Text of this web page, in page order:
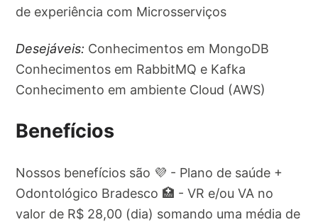
de experiência com Microsserviços
Desejáveis: Conhecimentos em MongoDB
Conhecimentos em RabbitMQ e Kafka
Conhecimento em ambiente Cloud (AWS)
Benefícios
Nossos benefícios são 💜 - Plano de saúde +
Odontológico Bradesco 🏥 - VR e/ou VA no
valor de R$ 28,00 (dia) somando uma média de